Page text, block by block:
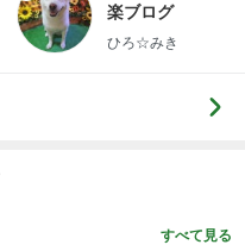
楽ブログ
ひろ☆みき
すべて見る